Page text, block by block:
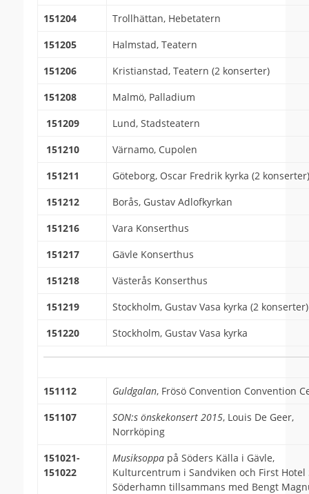
151204
Trollhättan, Hebetatern
151205
Halmstad, Teatern
151206
Kristianstad, Teatern (2 konserter)
151208
Malmö, Palladium
151209
Lund, Stadsteatern
151210
Värnamo, Cupolen
151211
Göteborg, Oscar Fredrik kyrka (2 konserter)
151212
Borås, Gustav Adlofkyrkan
151216
Vara Konserthus
151217
Gävle Konserthus
151218
Västerås Konserthus
151219
Stockholm, Gustav Vasa kyrka (2 konserter)
151220
Stockholm, Gustav Vasa kyrka
151112 Guldgalan, Frösö Convention Convention
151107
SON:s önskekonsert 2015, Louis De Geer,
Norrköping
151021-
151022
Musiksoppa på Söders Källa i Gävle,
Kulturcentrum i Sandviken och First Hotel
Söderhamn tillsammans med Bengt